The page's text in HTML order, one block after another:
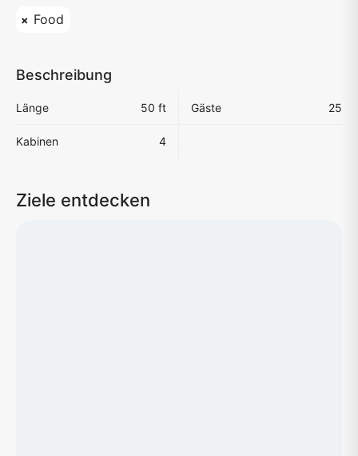
Food
Beschreibung
Länge 50 ft Gäste 25
Kabinen 4
Ziele entdecken